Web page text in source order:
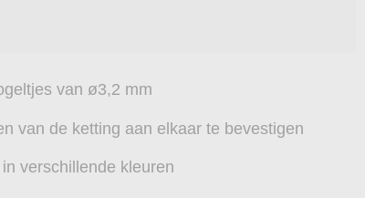
van ø3,2 mm
van de ketting aan elkaar te bevestigen
verschillende kleuren